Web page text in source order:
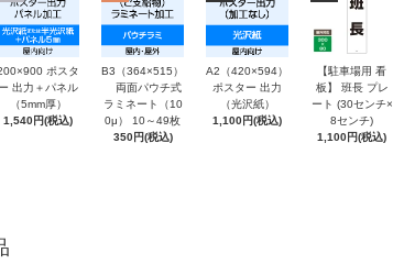
ポスタ
ー 出力＋パネル
（5mm厚）
1,540円(税込)
B3（364×515）
両面パウチ式
ラミネート（10
0μ） 10～49枚
350円(税込)
A2（420×594）
ポスター 出力
（光沢紙）
1,100円(税込)
【駐車場用 看
板】 班長 プレ
ート (30センチ×
8センチ)
1,100円(税込)